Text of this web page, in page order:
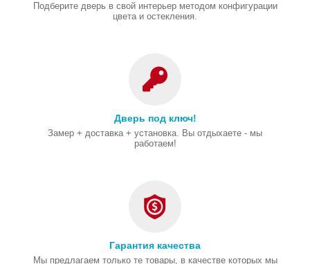
Подберите дверь в свой интерьер методом конфигурации
цвета и остекления.
Дверь под ключ!
Замер + доставка + установка. Вы отдыхаете - мы
работаем!
Гарантия качества
Мы предлагаем только те товары, в качестве которых мы